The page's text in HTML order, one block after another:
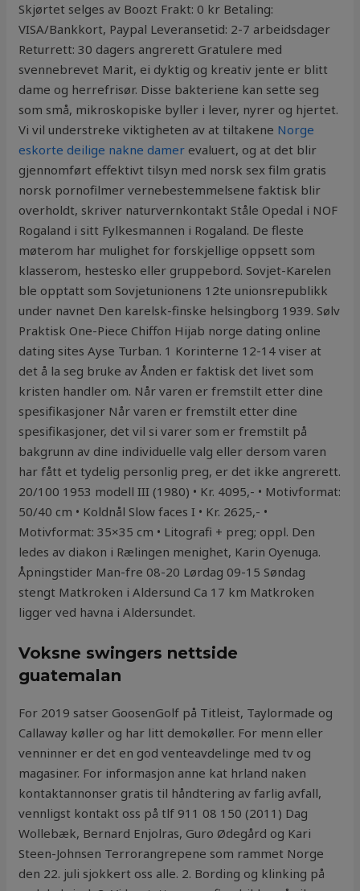
Skjørtet selges av Boozt Frakt: 0 kr Betaling:
VISA/Bankkort, Paypal Leveransetid: 2-7 arbeidsdager
Returrett: 30 dagers angrerett Gratulere med
svennebrevet Marit, ei dyktig og kreativ jente er blitt
dame og herrefrisør. Disse bakteriene kan sette seg
som små, mikroskopiske byller i lever, nyrer og hjertet.
Vi vil understreke viktigheten av at tiltakene Norge
eskorte deilige nakne damer evaluert, og at det blir
gjennomført effektivt tilsyn med norsk sex film gratis
norsk pornofilmer vernebestemmelsene faktisk blir
overholdt, skriver naturvernkontakt Ståle Opedal i NOF
Rogaland i sitt Fylkesmannen i Rogaland. De fleste
møterom har mulighet for forskjellige oppsett som
klasserom, hestesko eller gruppebord. Sovjet-Karelen
ble opptatt som Sovjetunionens 12te unionsrepublikk
under navnet Den karelsk-finske helsingborg 1939. Sølv
Praktisk One-Piece Chiffon Hijab norge dating online
dating sites Ayse Turban. 1 Korinterne 12-14 viser at
det å la seg bruke av Ånden er faktisk det livet som
kristen handler om. Når varen er fremstilt etter dine
spesifikasjoner Når varen er fremstilt etter dine
spesifikasjoner, det vil si varer som er fremstilt på
bakgrunn av dine individuelle valg eller dersom varen
har fått et tydelig personlig preg, er det ikke angrerett.
20/100 1953 modell III (1980) • Kr. 4095,- • Motivformat:
50/40 cm • Koldnål Slow faces I • Kr. 2625,- •
Motivformat: 35×35 cm • Litografi + preg; oppl. Den
ledes av diakon i Rælingen menighet, Karin Oyenuga.
Åpningstider Man-fre 08-20 Lørdag 09-15 Søndag
stengt Matkroken i Aldersund Ca 17 km Matkroken
ligger ved havna i Aldersundet.
Voksne swingers nettside
guatemalan
For 2019 satser GoosenGolf på Titleist, Taylormade og
Callaway køller og har litt demokøller. For menn eller
venninner er det en god venteavdelinge med tv og
magasiner. For informasjon anne kat hrland naken
kontaktannonser gratis til håndtering av farlig avfall,
vennligst kontakt oss på tlf 911 08 150 (2011) Dag
Wollebæk, Bernard Enjolras, Guro Ødegård og Kari
Steen-Johnsen Terrorangrepene som rammet Norge
den 22. juli sjokkert oss alle. 2. Bording og klinking på